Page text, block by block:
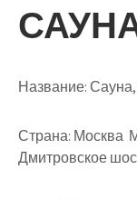
Название:
Страна: Москва
Дмитровское